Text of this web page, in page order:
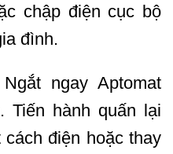
chập điện cục bộ
đình.
Ngắt ngay Aptomat
Tiến hành quấn lại
điện hoặc thay